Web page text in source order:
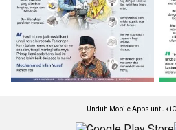
Unduh Mobile Apps untuk